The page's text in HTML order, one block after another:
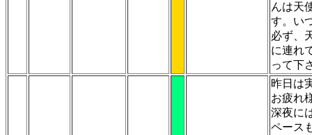
んは天
す。い
必ず、
に連れ
って下
昨日は
お疲れ
深夜に
ペース